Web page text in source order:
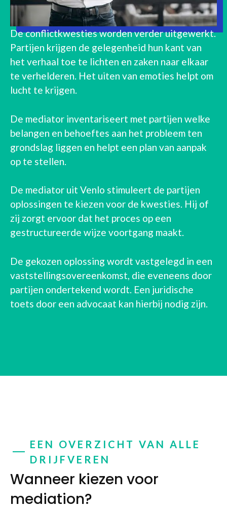
De conflictkwesties worden verder uitgewerkt.
Partijen krijgen de gelegenheid hun kant van
het verhaal toe te lichten en zaken naar elkaar
te verhelderen. Het uiten van emoties helpt om
lucht te krijgen.
De mediator inventariseert met partijen welke
belangen en behoeftes aan het probleem ten
grondslag liggen en helpt een plan van aanpak
op te stellen.
De mediator uit Venlo stimuleert de partijen
oplossingen te kiezen voor de kwesties. Hij of
zij zorgt ervoor dat het proces op een
gestructureerde wijze voortgang maakt.
De gekozen oplossing wordt vastgelegd in een
vaststellingsovereenkomst, die eveneens door
partijen ondertekend wordt. Een juridische
toets door een advocaat kan hierbij nodig zijn.
EEN OVERZICHT VAN ALLE
DRIJFVEREN
Wanneer kiezen voor
mediation?